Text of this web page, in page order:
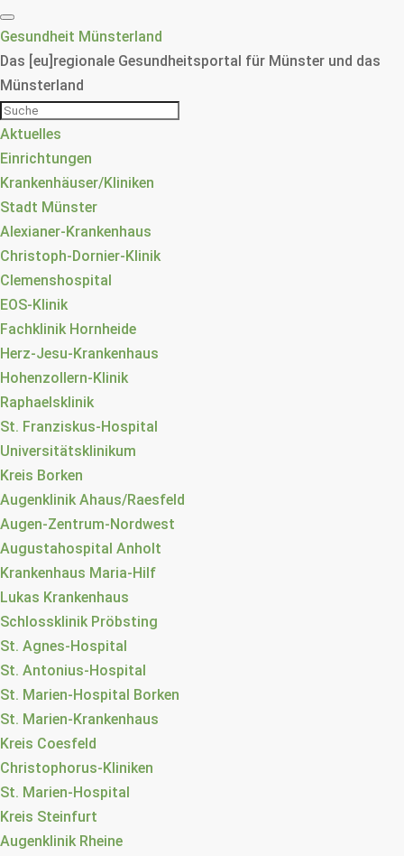
Gesundheit Münsterland
Das [eu]regionale Gesundheitsportal für Münster und das
Münsterland
Aktuelles
Einrichtungen
Krankenhäuser/Kliniken
Stadt Münster
Alexianer-Krankenhaus
Christoph-Dornier-Klinik
Clemenshospital
EOS-Klinik
Fachklinik Hornheide
Herz-Jesu-Krankenhaus
Hohenzollern-Klinik
Raphaelsklinik
St. Franziskus-Hospital
Universitätsklinikum
Kreis Borken
Augenklinik Ahaus/Raesfeld
Augen-Zentrum-Nordwest
Augustahospital Anholt
Krankenhaus Maria-Hilf
Lukas Krankenhaus
Schlossklinik Pröbsting
St. Agnes-Hospital
St. Antonius-Hospital
St. Marien-Hospital Borken
St. Marien-Krankenhaus
Kreis Coesfeld
Christophorus-Kliniken
St. Marien-Hospital
Kreis Steinfurt
Augenklinik Rheine